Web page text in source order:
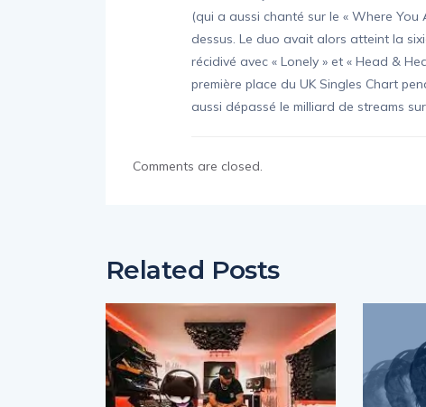
(qui a aussi chanté sur le « Where
dessus. Le duo avait alors atteint la
récidivé avec « Lonely » et « Head &
première place du UK Singles Chart
aussi dépassé le milliard de streams
Comments are closed.
Related Posts